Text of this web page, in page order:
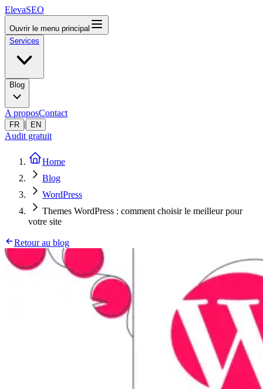
ElevaSEO
Ouvrir le menu principal
Services
Blog
A proposContact
FR | EN
Audit gratuit
Home
Blog
WordPress
Themes WordPress : comment choisir le meilleur pour
votre site
Retour au blog